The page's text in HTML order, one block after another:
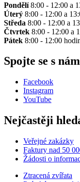
Pondělí8:00 - 12:00 a
Úterý 8:00 - 12:00 a
Středa 8:00 - 12:00 a
Čtvrtek 8:00 - 12:00 a
Pátek 8:00 - 12:00
Spojte se s
Facebook
Instagram
YouTube
Nejčastěji
Veřejné zakázky
Faktury nad 50
Žádosti o
Ztracená zvířata